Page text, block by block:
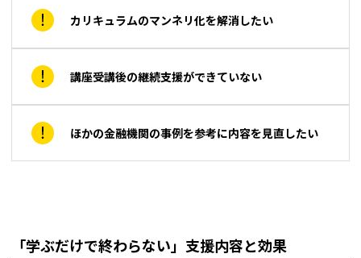
カリキュラムのマンネリ化を解消したい
講座受講後の継続支援ができていない
ほかの金融機関の事例を参考に内容を見直したい
「学ぶだけで終わらない」支援内容と効果